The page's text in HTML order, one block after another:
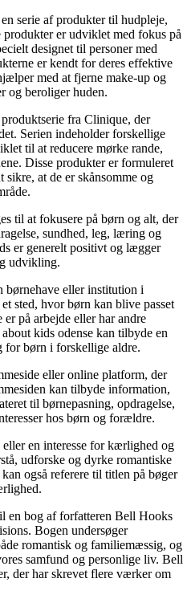
serie af produkter til hudpleje,
er udviklet med fokus på
designet til personer med
er kendt for deres effektive
med at fjerne make-up og
og beroliger huden.
fra Clinique, der
Serien indeholder forskellige
til at reducere mørke rande,
Disse produkter er formuleret
at de er skånsomme og
til at fokusere på børn og alt, der
sundhed, leg, læring og
er generelt positivt og lægger
udvikling.
børnehave eller institution i
sted, hvor børn kan blive passet
på arbejde eller har andre
kids odense kan tilbyde en
børn i forskellige aldre.
eller online platform, der
kan tilbyde information,
til børnepasning, opdragelse,
hos børn og forældre.
en interesse for kærlighed og
udforske og dyrke romantiske
også referere til titlen på bøger
en bog af forfatteren Bell Hooks
Bogen undersøger
romantisk og familiemæssig, og
samfund og personlige liv. Bell
der har skrevet flere værker om